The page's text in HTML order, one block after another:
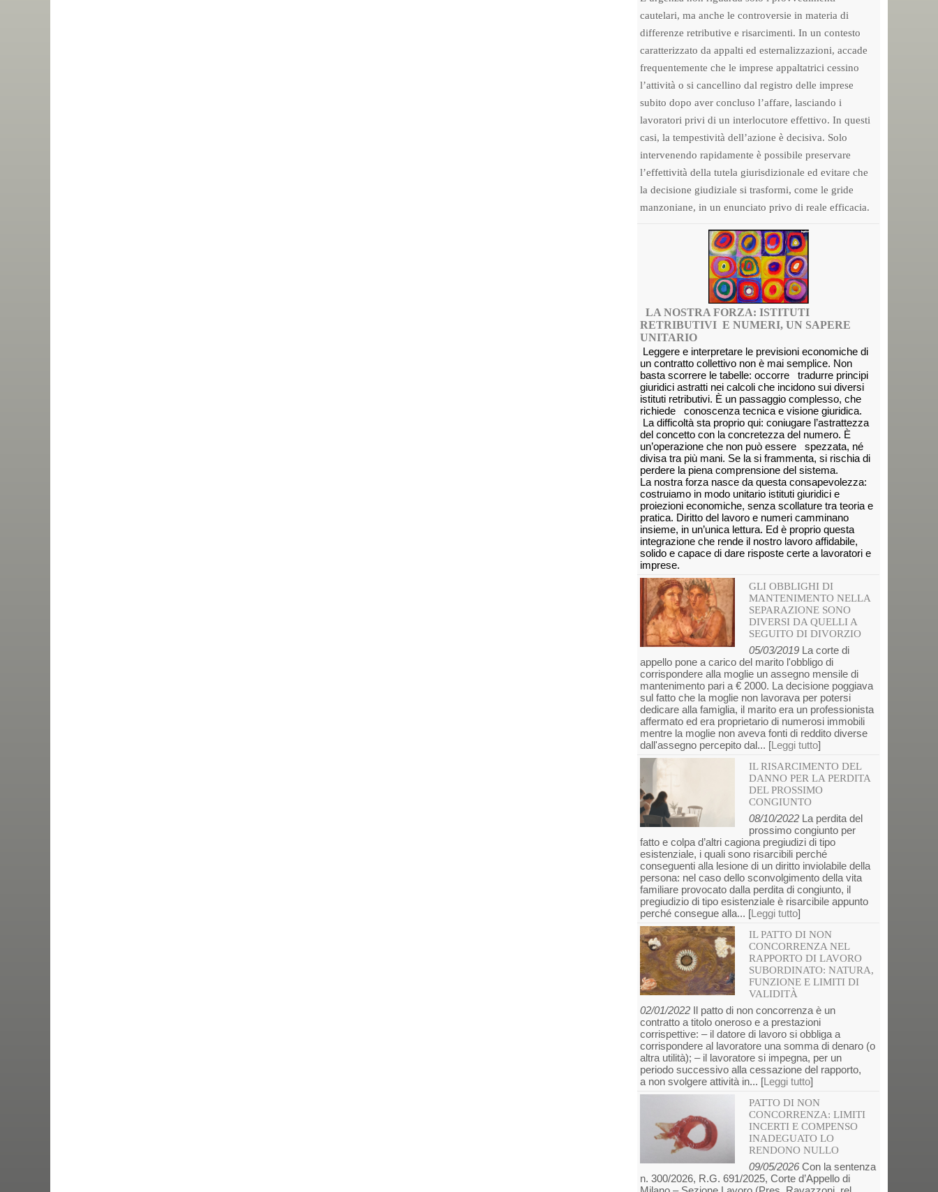
cautelari, ma anche le controversie in materia di
differenze retributive e risarcimenti. In un contesto
caratterizzato da appalti ed esternalizzazioni, accade
frequentemente che le imprese appaltatrici cessino
l’attività o si cancellino dal registro delle imprese
subito dopo aver concluso l’affare, lasciando i
lavoratori privi di un interlocutore effettivo. In questi
casi, la tempestività dell’azione è decisiva. Solo
intervenendo rapidamente è possibile preservare
l’effettività della tutela giurisdizionale ed evitare che
la decisione giudiziale si trasformi, come le gride
manzoniane, in un enunciato privo di reale efficacia.
LA NOSTRA FORZA: ISTITUTI
RETRIBUTIVI E NUMERI, UN SAPERE
UNITARIO
Leggere e interpretare le previsioni economiche di
un contratto collettivo non è mai semplice. Non
basta scorrere le tabelle: occorre tradurre principi
giuridici astratti nei calcoli che incidono sui diversi
istituti retributivi. È un passaggio complesso, che
richiede conoscenza tecnica e visione giuridica.
La difficoltà sta proprio qui: coniugare l’astrattezza
del concetto con la concretezza del numero. È
un’operazione che non può essere spezzata, né
divisa tra più mani. Se la si frammenta, si rischia di
perdere la piena comprensione del sistema.
La nostra forza nasce da questa consapevolezza:
costruiamo in modo unitario istituti giuridici e
proiezioni economiche, senza scollature tra teoria e
pratica. Diritto del lavoro e numeri camminano
insieme, in un’unica lettura. Ed è proprio questa
integrazione che rende il nostro lavoro affidabile,
solido e capace di dare risposte certe a lavoratori e
imprese.
GLI OBBLIGHI DI
MANTENIMENTO NELLA
SEPARAZIONE SONO
DIVERSI DA QUELLI A
SEGUITO DI DIVORZIO
05/03/2019La corte di
appello pone a carico del marito l'obbligo di
corrispondere alla moglie un assegno mensile di
mantenimento pari a € 2000. La decisione poggiava
sul fatto che la moglie non lavorava per potersi
dedicare alla famiglia, il marito era un professionista
affermato ed era proprietario di numerosi immobili
mentre la moglie non aveva fonti di reddito diverse
dall'assegno percepito dal... [Leggi tutto]
IL RISARCIMENTO DEL
DANNO PER LA PERDITA
DEL PROSSIMO
CONGIUNTO
08/10/2022La perdita del
prossimo congiunto per
fatto e colpa d’altri cagiona pregiudizi di tipo
esistenziale, i quali sono risarcibili perché
conseguenti alla lesione di un diritto inviolabile della
persona: nel caso dello sconvolgimento della vita
familiare provocato dalla perdita di congiunto, il
pregiudizio di tipo esistenziale è risarcibile appunto
perché consegue alla... [Leggi tutto]
IL PATTO DI NON
CONCORRENZA NEL
RAPPORTO DI LAVORO
SUBORDINATO: NATURA,
FUNZIONE E LIMITI DI
VALIDITÀ
02/01/2022 Il patto di non concorrenza è un
contratto a titolo oneroso e a prestazioni
corrispettive: – il datore di lavoro si obbliga a
corrispondere al lavoratore una somma di denaro (o
altra utilità); – il lavoratore si impegna, per un
periodo successivo alla cessazione del rapporto,
a non svolgere attività in... [Leggi tutto]
PATTO DI NON
CONCORRENZA: LIMITI
INCERTI E COMPENSO
INADEGUATO LO
RENDONO NULLO
09/05/2026Con la sentenza
n. 300/2026, R.G. 691/2025, Corte d’Appello di